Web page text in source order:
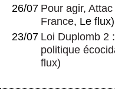
26/07 Pour agir,
France, Le flux)
23/07 Loi Duplomb 2
politique
flux)